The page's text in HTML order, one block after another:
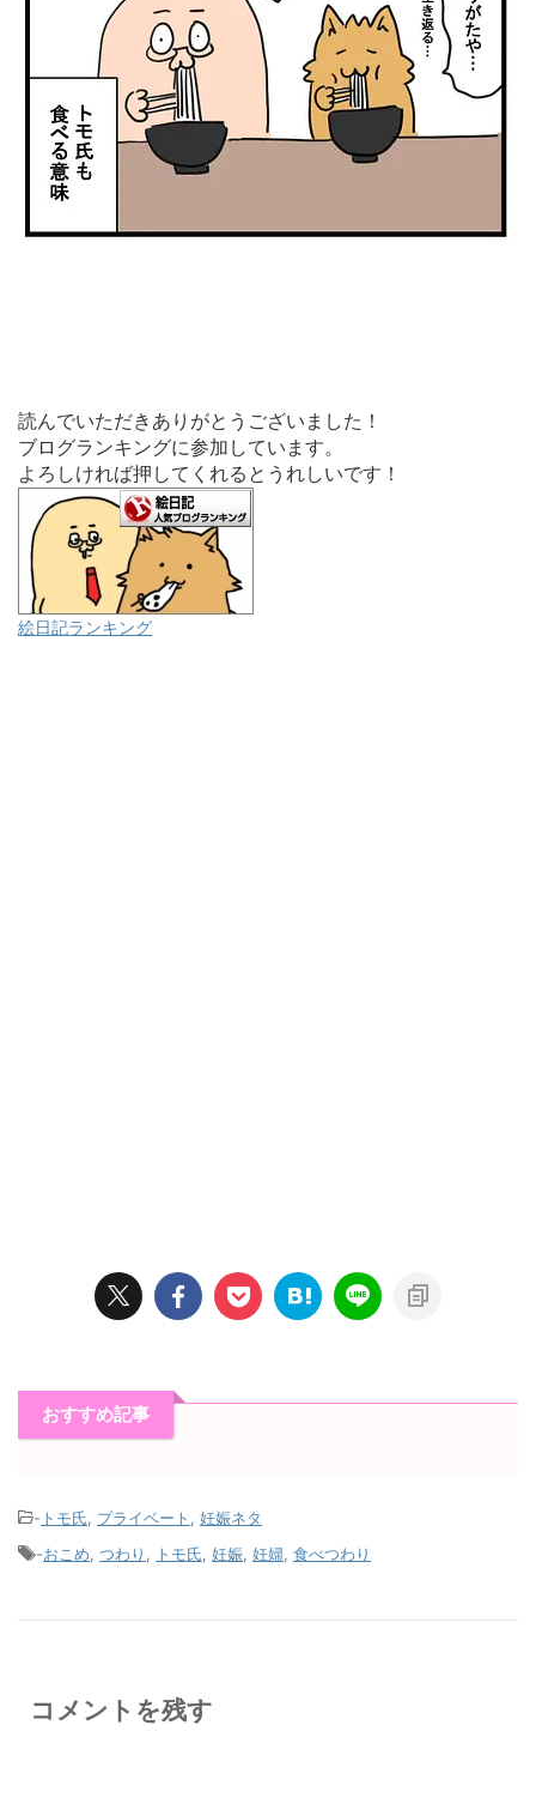
読んでいただきありがとうございました！
ブログランキングに参加しています。
よろしければ押してくれるとうれしいです！
絵日記ランキング
おすすめ記事
- トモ氏 プライベート
妊娠ネタ
-おこめ つわり トモ氏 妊娠 妊婦 食べつわり
コメントを残す